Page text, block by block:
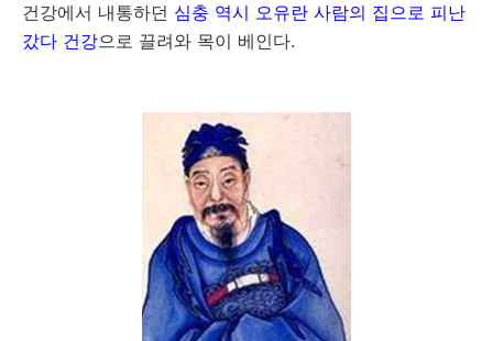
건강에서 내통하던 심충 역시 오유란 사람의 집으로 피난
갔다 건강으로 끌려와 목이 베인다.